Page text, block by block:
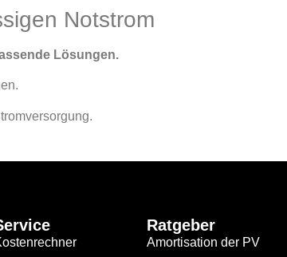
Notstrom
Lösungen.
Ratgeber
Amortisation der PV